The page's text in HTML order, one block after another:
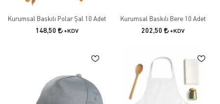
Kurumsal Baskılı Polar Şal 10 Adet
148,50 +KDV
Kurumsal Baskılı Bere 10 Adet
202,50 +KDV